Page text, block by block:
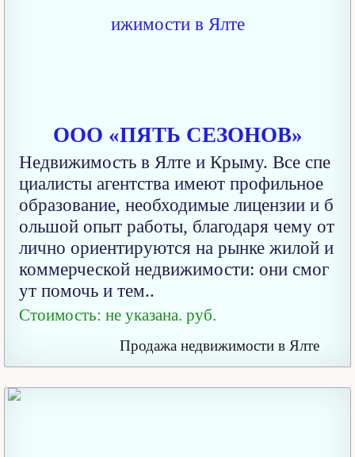
ООО «ПЯТЬ СЕЗОНОВ»
Недвижимость в Ялте и Крыму. Все спе
циалисты агентства имеют профильное
образование, необходимые лицензии и б
ольшой опыт работы, благодаря чему от
лично ориентируются на рынке жилой и
коммерческой недвижимости: они смог
ут помочь и тем..
Стоимость: не указана. руб.
Продажа недвижимости в Ялте